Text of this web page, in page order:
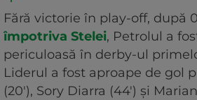
Fără victorie în play-off, după
împotriva Stelei, Petrolul a
periculoasă în derby-ul
Liderul a fost aproape de gol
(20'), Sory Diarra (44') și